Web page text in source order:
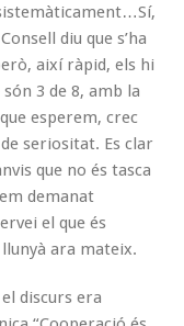
diu que s’ha
així ràpid, els hi
3 de 8, amb la
esperem, crec
seriositat. Es clar
que no és tasca
demanat
el que és
ara mateix.
discurs era